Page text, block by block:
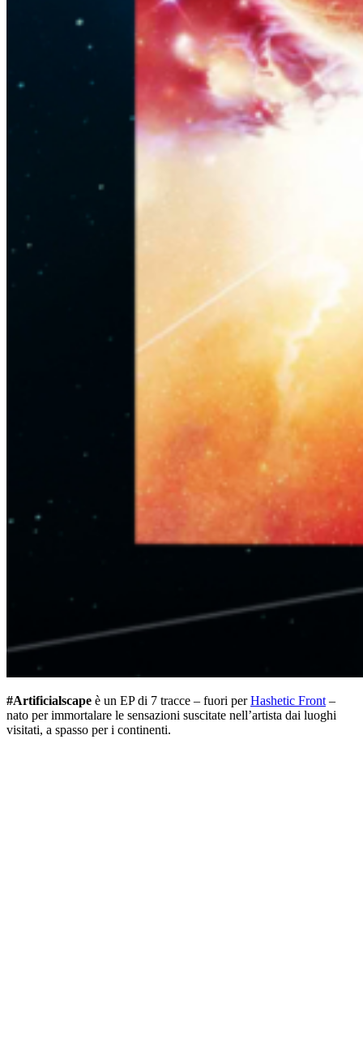
#Artificialscape è un EP di 7 tracce – fuori perHashetic Front –
nato per immortalare le sensazioni suscitate nell’artista dai luoghi
visitati, a spasso per i continenti.